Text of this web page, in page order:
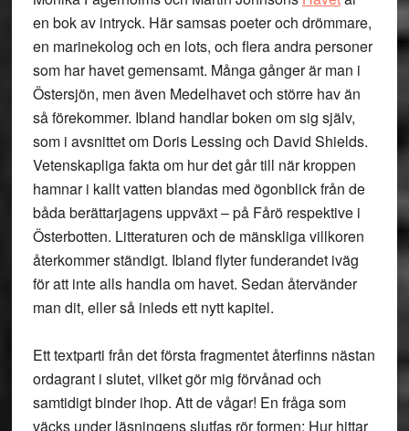
en bok av intryck. Här samsas poeter och drömmare,
en marinekolog och en lots, och flera andra personer
som har havet gemensamt. Många gånger är man i
Östersjön, men även Medelhavet och större hav än
så förekommer. Ibland handlar boken om sig själv,
som i avsnittet om Doris Lessing och David Shields.
Vetenskapliga fakta om hur det går till när kroppen
hamnar i kallt vatten blandas med ögonblick från de
båda berättarjagens uppväxt – på Fårö respektive i
Österbotten. Litteraturen och de mänskliga villkoren
återkommer ständigt. Ibland flyter funderandet iväg
för att inte alls handla om havet. Sedan återvänder
man dit, eller så inleds ett nytt kapitel.
Ett textparti från det första fragmentet återfinns nästan
ordagrant i slutet, vilket gör mig förvånad och
samtidigt binder ihop. Att de vågar! En fråga som
väcks under läsningens slutfas rör formen: Hur hittar